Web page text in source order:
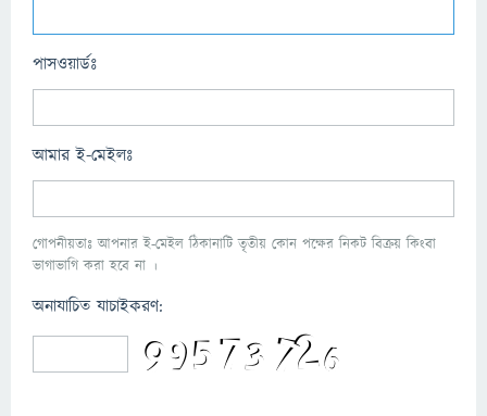
পাসওয়ার্ডঃ
আমার ই-মেইলঃ
গোপনীয়তাঃ আপনার ই-মেইল ঠিকানাটি তৃতীয় কোন পক্ষের নিকট বিক্রয় কিংবা
ভাগাভাগি করা হবে না ।
অনাযাচিত যাচাইকরণ: